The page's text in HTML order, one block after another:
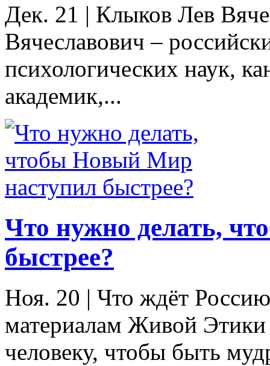
Дек. 21 | Клыков Лев
Вячеславович –
психологических наук,
академик,...
Что нужно делать,
быстрее?
Ноя. 20 | Что ждёт
материалам Живой
человеку, чтобы быть